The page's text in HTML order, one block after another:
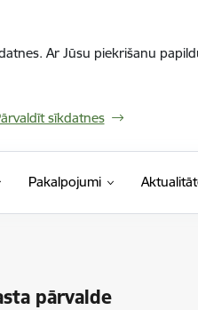
Ar Jūsu piekrišanu
sīkdatnes
Pakalpojumi
pārvalde